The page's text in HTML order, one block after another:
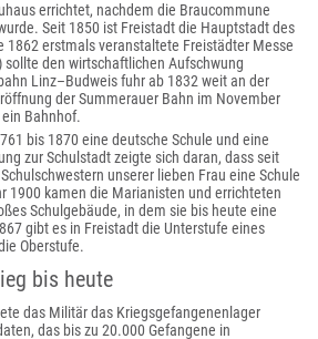
errichtet, nachdem die Braucommune
Seit 1850 ist Freistadt die Hauptstadt des
1862 erstmals veranstaltete Freistädter Messe
den wirtschaftlichen Aufschwung
Linz–Budweis fuhr ab 1832 weit an der
der Summerauer Bahn im November
Bahnhof.
bis 1870 eine deutsche Schule und eine
zur Schulstadt zeigte sich daran, dass seit
unserer lieben Frau eine Schule
1900 kamen die Marianisten und errichteten
Schulgebäude, in dem sie bis heute eine
gibt es in Freistadt die Unterstufe eines
Oberstufe.
bis heute
das Militär das Kriegsgefangenenlager
das bis zu 20.000 Gefangene in